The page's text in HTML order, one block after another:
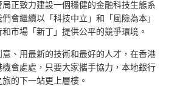
正致力建設一個穩健的金融科技生態系
會繼續以「科技中立」和「風險為本」
市場「新丁」提供公平的競爭環境。
、用最新的技術和最好的人才，在香港
會處處，只要大家攜手協力，本地銀行
的下一站更上層樓。